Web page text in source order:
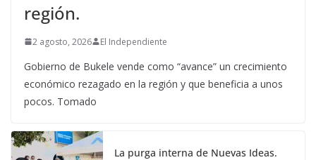
región.
2 agosto, 2026 El Independiente
Gobierno de Bukele vende como “avance” un crecimiento
económico rezagado en la región y que beneficia a unos
pocos. Tomado
La purga interna de Nuevas Ideas.